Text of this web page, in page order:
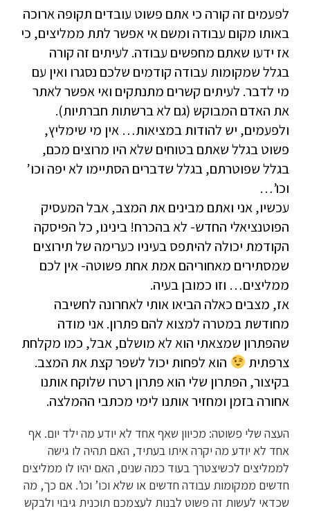
לפעמים זה קורה כי אתם פשוט עובדים תקופה ארוכה
באותו מקום עבודה ומשם אי אפשר לתת ממליצים, כי
אז ידעו שאתם מחפשים עבודה. לעיתים זה קורה
בגלל שמקומות עבודה קודמים שלכם נסגרו ואין עם
מי לדבר. לעיתים קשרים מתנתקים ואי אפשר לאתר
את האדם המבוקש (גם לא ברשתות חברתיות).
ולפעמים, יש להודות במציאות… אין מי שימליץ,
פשוט בגלל שאתם בטוחים שלא היו מרוצים מכם,
בגלל שפוטרתם, בגלל שדברים הסתיימו לא יפה וכו’
וכו’…
עכשיו, אני ואתם מבינים את המצב, אבל המעסיק
הפוטנציאלי החדש- לא בהכרח! בינינו, כל הפיסקה
הקודמת יכולה להיתפס בעיניו כערימה של תירוצים
שמסתירים מאחוריהם אמת אחת פשוטה- אין לכם
ממליצים… וזו כמובן בעיה.
אז, מצבים כאלה הביאו אותי לאחרונה לחשיבה
מחודשת במטרה למצוא להם פתרון. אני מודה
שהפתרון שמצאתי הוא לא מושלם, אבל, כמו מקלחת
צרפתית
הוא לפחות יכול לשפר קצת את המצב.
בקיצור, הפתרון שלי הוא פתרון רטרו שלוקח אותנו
אחורה בזמן ומחזיר אותנו לימי מכתבי ההמלצה.
העצה שלי פשוטה: מכיוון שאף אחד לא יודע מה ילד יום. אף
אחד לא יודע מה יקרה איתו בעתיד, האם תהיה לו גישה
לממליצים לכשיצטרך בעוד כמה שנים, האם יהיו לו ממליצים
חדשים ממקומות עבודה חדשים או שלא וכו’ וכו’. אם כך, מה
שכדאי לעשות זה פשוט לבנות לעצמכם תוכנית גיבוי ולבקש